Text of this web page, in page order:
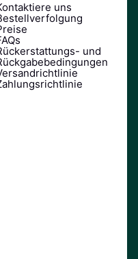
uns
und